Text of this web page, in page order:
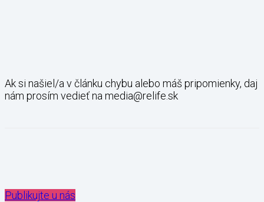
Ak si našiel/a v článku chybu alebo máš pripomienky, daj
nám prosím vedieť na media@relife.sk
Publikujte u nás